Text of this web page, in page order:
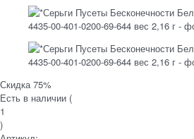
Скидка 75%
Есть в наличии (
1
)